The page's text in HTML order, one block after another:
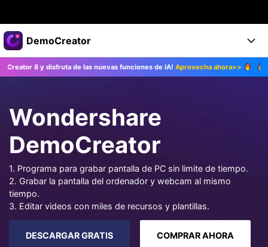
Productos destacados
Creatividad digital con AIGC
Utilidades
Empresas
Soluciones
Sala de prensa
Soporte
DemoCreator
Productos
Características
Características IA
Consejos sobre la IA
DemoCreator para
Blog
Encuentra más soluciones >
Empieza
Empresa
disfruta de las nuevas funciones de IA!Aprovecha ahora>> ¡Actualiza a
Wondershare
DemoCreator
1. Programa para grabar pantalla de PC sin limite de tiempo.
2. Grabar la pantalla del ordenador y webcam al mismo
tiempo.
3. Editar videos con miles de recursos y plantillas.
DESCARGAR GRATIS COMPRAR AHORA